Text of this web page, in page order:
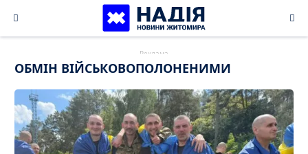
content
ОБМІН ВІЙСЬКОВОПОЛОНЕНИМИ